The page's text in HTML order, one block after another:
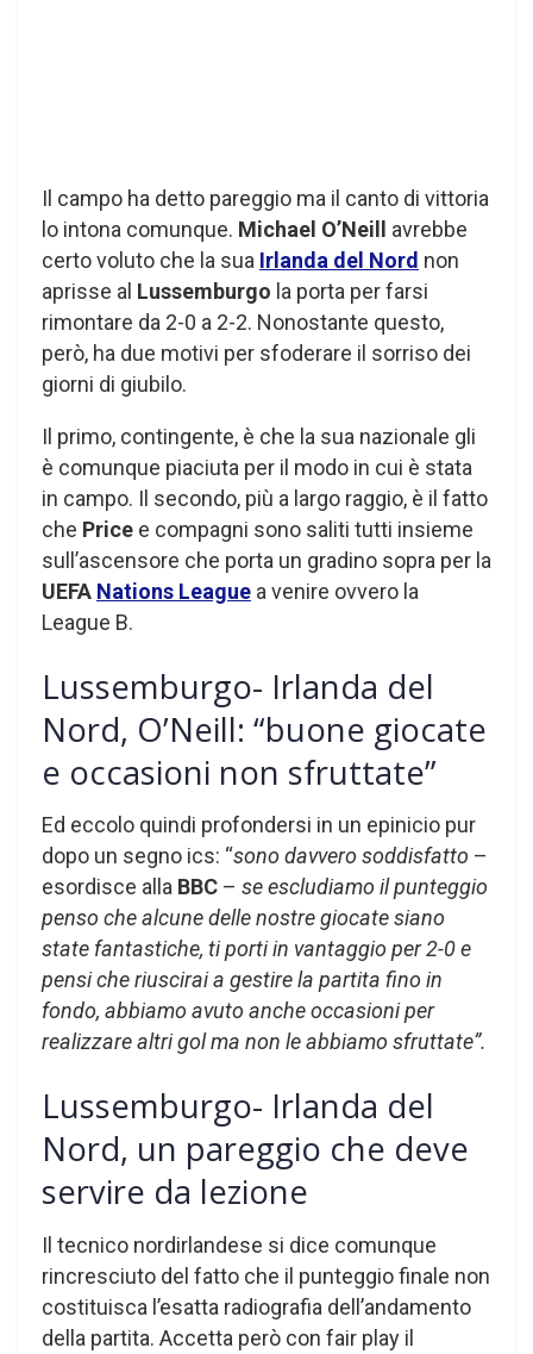
Il campo ha detto pareggio ma il canto di vittoria
lo intona comunque. Michael O’Neill
avrebbe
certo voluto che la sua Irlanda del Nord non
aprisse al Lussemburgo la porta per farsi
rimontare da 2-0 a 2-2. Nonostante questo,
però, ha due motivi per sfoderare il sorriso dei
giorni di giubilo.
Il primo, contingente, è che la sua nazionale gli
è comunque piaciuta per il modo in cui è stata
in campo. Il secondo, più a largo raggio, è il fatto
che Price e compagni sono saliti tutti insieme
sull’ascensore che porta un gradino sopra per la
UEFA Nations League a venire ovvero la
League B.
Lussemburgo- Irlanda del
Nord, O’Neill: “buone giocate
e occasioni non sfruttate”
Ed eccolo quindi profondersi in un epinicio pur
dopo un segno ics: “sono davvero soddisfatto –
esordisce alla BBC – se escludiamo il punteggio
penso che alcune delle nostre giocate siano
state fantastiche, ti porti in vantaggio per 2-0 e
pensi che riuscirai a gestire la partita fino in
fondo, abbiamo avuto anche occasioni per
realizzare altri gol ma non le abbiamo sfruttate”.
Lussemburgo- Irlanda del
Nord, un pareggio che deve
servire da lezione
Il tecnico nordirlandese si dice comunque
rincresciuto del fatto che il punteggio finale non
costituisca l’esatta radiografia dell’andamento
della partita. Accetta però con fair play il